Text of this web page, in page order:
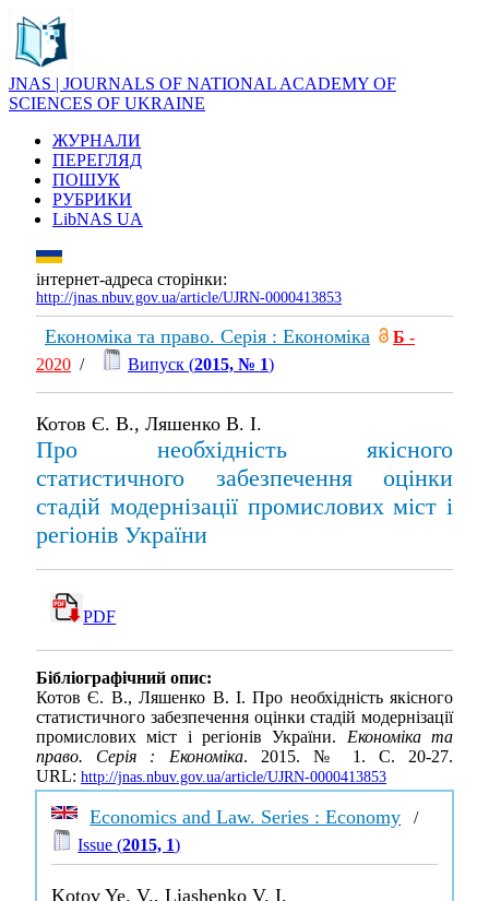
JNAS | JOURNALS OF NATIONAL ACADEMY OF
SCIENCES OF UKRAINE
ЖУРНАЛИ
ПЕРЕГЛЯД
ПОШУК
РУБРИКИ
LibNAS UA
інтернет-адреса сторінки:
http://jnas.nbuv.gov.ua/article/UJRN-0000413853
Економіка та право. Серія : Економіка Б -
2020 / Випуск (2015, № 1)
Котов Є. В., Ляшенко В. І.
Про необхідність якісного
статистичного забезпечення оцінки
стадій модернізації промислових міст і
регіонів України
PDF
Бібліографічний опис:
Котов Є. В., Ляшенко В. І. Про необхідність якісного
статистичного забезпечення оцінки стадій модернізації
промислових міст і регіонів України. Економіка та
право. Серія : Економіка. 2015. № 1. С. 20-27.
URL: http://jnas.nbuv.gov.ua/article/UJRN-0000413853
Economics and Law. Series : Economy /
Issue (2015, 1)
Kotov Ye. V., Liashenko V. I.